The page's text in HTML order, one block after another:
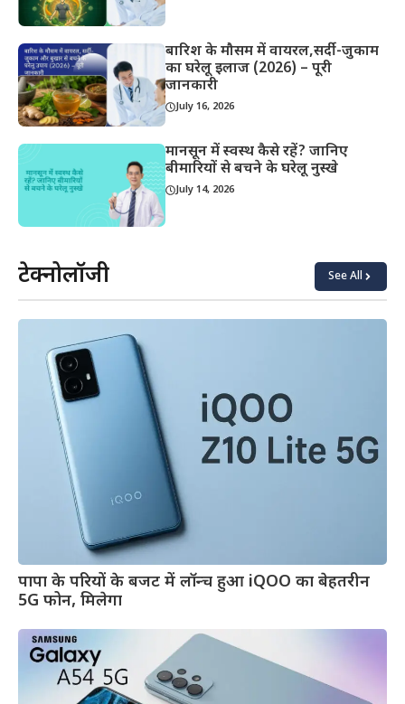
बारिश के मौसम में वायरल,सर्दी-जुकाम
का घरेलू इलाज (2026) – पूरी
जानकारी
July 16, 2026
मानसून में स्वस्थ कैसे रहें? जानिए
बीमारियों से बचने के घरेलू नुस्खे
July 14, 2026
टेक्नोलॉजी See All
पापा के परियों के बजट में लॉन्च हुआ iQOO का बेहतरीन
5G फोन, मिलेगा